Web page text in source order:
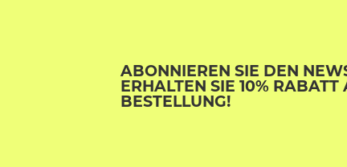
ABONNIEREN SIE DEN
ERHALTEN SIE 10%
BESTELLUNG!